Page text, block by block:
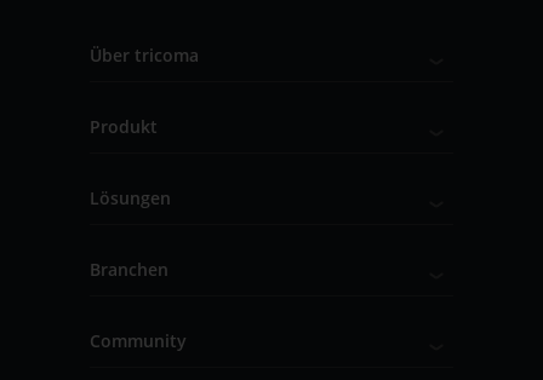
Über tricoma
Produkt
Lösungen
Branchen
Community